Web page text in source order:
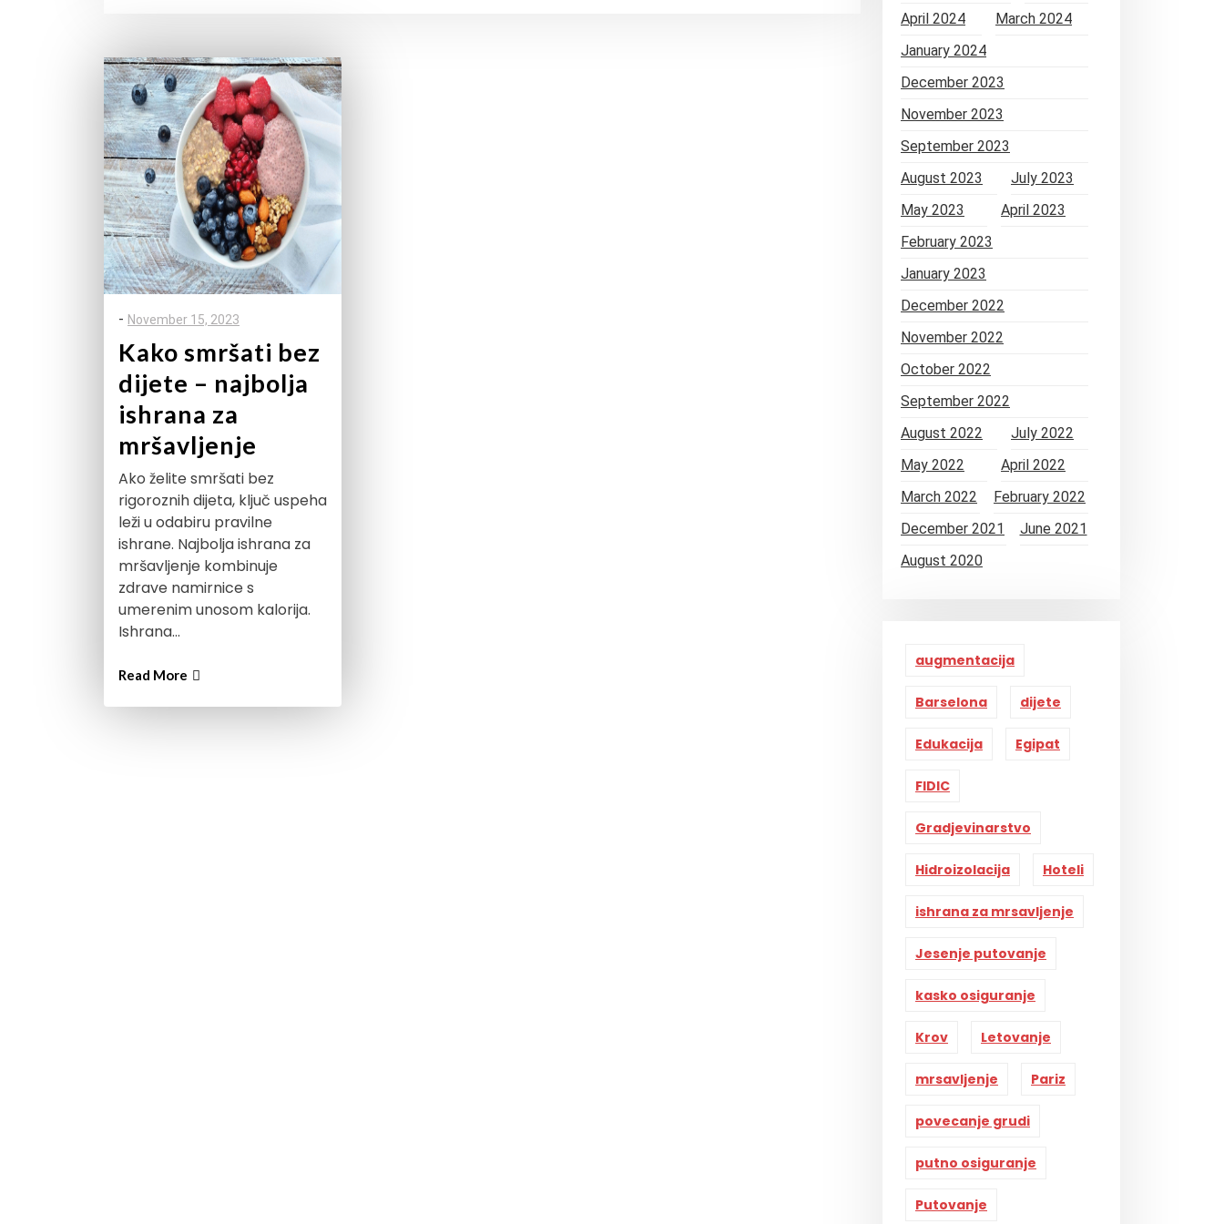
- November 15, 2023
Kako smršati bez
dijete – najbolja
ishrana za
mršavljenje
Ako želite smršati bez
rigoroznih dijeta, ključ uspeha
leži u odabiru pravilne
ishrane. Najbolja ishrana za
mršavljenje kombinuje
zdrave namirnice s
umerenim unosom kalorija.
Ishrana…
Read More
April 2024
March 2024
January 2024
December 2023
November 2023
September 2023
August 2023
July 2023
May 2023
April 2023
February 2023
January 2023
December 2022
November 2022
October 2022
September 2022
August 2022
July 2022
May 2022
April 2022
March 2022
February 2022
December 2021
June 2021
August 2020
augmentacija
Barselona dijete
Edukacija Egipat
FIDIC
Gradjevinarstvo
Hidroizolacija Hoteli
ishrana za mrsavljenje
Jesenje putovanje
kasko osiguranje
Krov Letovanje
mrsavljenje Pariz
povecanje grudi
putno osiguranje
Putovanje